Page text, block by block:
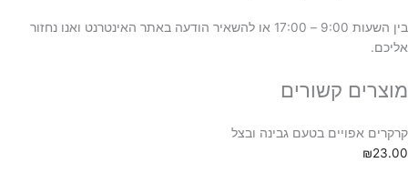
בין השעות 9:00 – 17:00 או להשאיר הודעה באתר האינטרנט ואנו נחזור
אליכם.
מוצרים קשורים
קרקרים אפויים בטעם גבינה ובצל
₪23.00